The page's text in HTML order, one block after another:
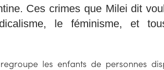
Ces crimes que Milei dit
le féminisme, et
les enfants de personnes